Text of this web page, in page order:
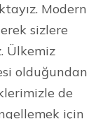
Modern
sizlere
Ülkemiz
olduğundan
de
için